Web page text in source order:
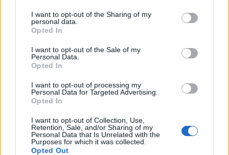
I want to opt-out of the Sharing of my
personal data.
Opted In
I want to opt-out of the Sale of my
Personal Data.
Opted In
I want to opt-out of processing my
Personal Data for Targeted Advertising.
Opted In
I want to opt-out of Collection, Use,
Retention, Sale, and/or Sharing of my
Personal Data that Is Unrelated with the
Purposes for which it was collected.
Opted Out